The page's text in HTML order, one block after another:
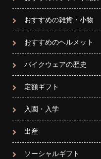
おすすめの雑貨・小物
おすすめのヘルメット
バイクウェアの歴史
定額ギフト
入園・入学
出産
ソーシャルギフト